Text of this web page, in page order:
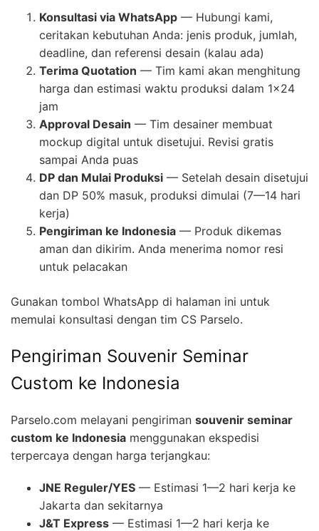
Konsultasi via WhatsApp — Hubungi kami,
ceritakan kebutuhan Anda: jenis produk, jumlah,
deadline, dan referensi desain (kalau ada)
Terima Quotation — Tim kami akan menghitung
harga dan estimasi waktu produksi dalam 1×24
jam
Approval Desain — Tim desainer membuat
mockup digital untuk disetujui. Revisi gratis
sampai Anda puas
DP dan Mulai Produksi — Setelah desain disetujui
dan DP 50% masuk, produksi dimulai (7—14 hari
kerja)
Pengiriman ke Indonesia — Produk dikemas
aman dan dikirim. Anda menerima nomor resi
untuk pelacakan
Gunakan tombol WhatsApp di halaman ini untuk
memulai konsultasi dengan tim CS Parselo.
Pengiriman Souvenir Seminar
Custom ke Indonesia
Parselo.com melayani pengiriman souvenir seminar
custom ke Indonesia menggunakan ekspedisi
terpercaya dengan harga terjangkau:
JNE Reguler/YES — Estimasi 1—2 hari kerja ke
Jakarta dan sekitarnya
J&T Express — Estimasi 1—2 hari kerja ke